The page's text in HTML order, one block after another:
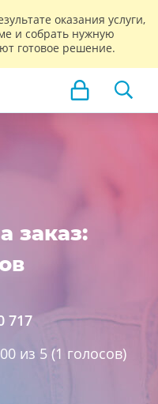
оказания услуги,
и собрать нужную
готовое решение.
заказ:
717
из 5 (1 голосов)